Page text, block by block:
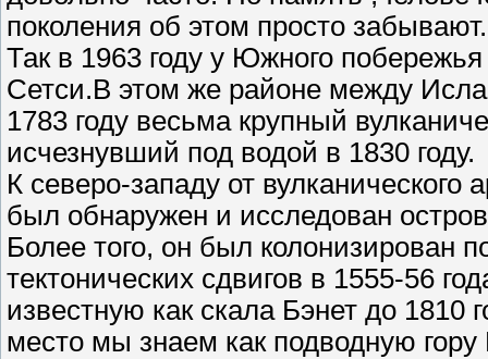
поколения об этом просто забывают.
Так в 1963 году у Южного
Сетси.В этом же районе между
1783 году весьма крупный
исчезнувший под водой в 1830 году.
К северо-западу от вулканического
был обнаружен и исследован
Более того, он был колонизирован
тектонических сдвигов в 1555-56
известную как скала Бэнет до 1810
место мы знаем как подводную